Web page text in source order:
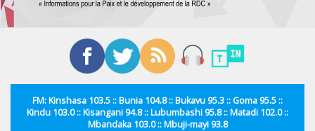
FM: Kinshasa 103.5 :: Bunia 104.8 :: Bukavu 95.3 :: Goma 95.5 ::
Kindu 103.0 :: Kisangani 94.8 :: Lubumbashi 95.8 :: Matadi 102.0 ::
Mbandaka 103.0 :: Mbuji-mayi 93.8